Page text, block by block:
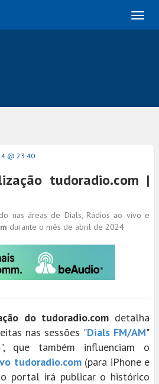
@ 23:40
tudoradio.com |
nas áreas de Dials, Rádios ao vivo e
durante o mês de abril de 2024
do tudoradio.com detalha
nas sessões "Dials FM/AM"
", que também influenciam o
tudoradio.com(para iPhone e
portal irá publicar o histórico